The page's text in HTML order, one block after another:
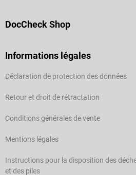
DocCheck Shop
Informations légales
Déclaration de protection des données
Retour et droit de rétractation
Conditions générales de vente
Mentions légales
Instructions pour la disposition des
et des piles